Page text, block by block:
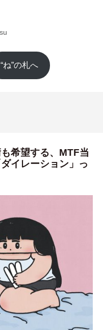
“ね”の札へ
希望する、MTF当
イレーション」っ